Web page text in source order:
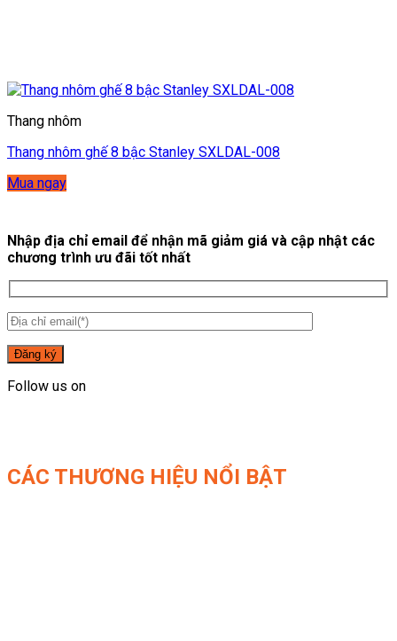
Thang nhôm
Thang nhôm ghế 8 bậc Stanley SXLDAL-008
Mua ngay
Nhập địa chỉ email để nhận mã giảm giá và cập nhật các
chương trình ưu đãi tốt nhất
Follow us on
CÁC THƯƠNG HIỆU NỔI BẬT